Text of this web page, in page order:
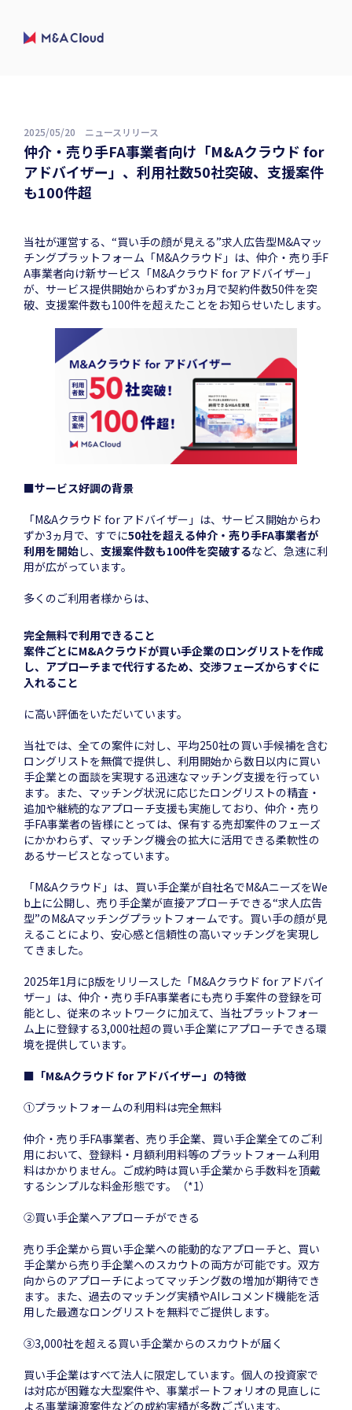
2025/05/20 ニュースリリース
仲介・売り手FA事業者向け「M&Aクラウド for
アドバイザー」、利用社数50社突破、支援案件
も100件超
当社が運営する、“買い手の顔が見える”求人広告型M&Aマッ
チングプラットフォーム「M&Aクラウド」は、仲介・売り手F
A事業者向け新サービス「M&Aクラウド for アドバイザー」
が、サービス提供開始からわずか3ヵ月で契約件数50件を突
破、支援案件数も100件を超えたことをお知らせいたします。
■サービス好調の背景
「M&Aクラウド for アドバイザー」は、サービス開始からわ
ずか3ヵ月で、すでに50社を超える仲介・売り手FA事業者が
利用を開始し、 支援案件数も100件を突破するなど、急速に利
用が広がっています。
多くのご利用者様からは、
完全無料で利用できること
案件ごとにM&Aクラウドが買い手企業のロングリストを作成
し、アプローチまで代行するため、交渉フェーズからすぐに
入れること
に高い評価をいただいています。
当社では、全ての案件に対し、平均250社の買い手候補を含む
ロングリストを無償で提供し、利用開始から数日以内に買い
手企業との面談を実現する迅速なマッチング支援を行ってい
ます。また、マッチング状況に応じたロングリストの精査・
追加や継続的なアプローチ支援も実施しており、仲介・売り
手FA事業者の皆様にとっては、保有する売却案件のフェーズ
にかかわらず、マッチング機会の拡大に活用できる柔軟性の
あるサービスとなっています。
「M&Aクラウド」は、買い手企業が自社名でM&AニーズをWe
b上に公開し、売り手企業が直接アプローチできる“求人広告
型”のM&Aマッチングプラットフォームです。買い手の顔が見
えることにより、安心感と信頼性の高いマッチングを実現し
てきました。
2025年1月にβ版をリリースした「M&Aクラウド for アドバイ
ザー」は、仲介・売り手FA事業者にも売り手案件の登録を可
能とし、従来のネットワークに加えて、当社プラットフォー
ム上に登録する3,000社超の買い手企業にアプローチできる環
境を提供しています。
■「M&Aクラウド for アドバイザー」の特徴
①プラットフォームの利用料は完全無料
仲介・売り手FA事業者、売り手企業、買い手企業全てのご利
用において、登録料・月額利用料等のプラットフォーム利用
料はかかりません。ご成約時は買い手企業から手数料を頂戴
するシンプルな料金形態です。（*1）
➁買い手企業へアプローチができる
売り手企業から買い手企業への能動的なアプローチと、買い
手企業から売り手企業へのスカウトの両方が可能です。双方
向からのアプローチによってマッチング数の増加が期待でき
ます。また、過去のマッチング実績やAIレコメンド機能を活
用した最適なロングリストを無料でご提供します。
③3,000社を超える買い手企業からのスカウトが届く
買い手企業はすべて法人に限定しています。個人の投資家で
は対応が困難な大型案件や、事業ポートフォリオの見直しに
よる事業譲渡案件などの成約実績が多数ございます。